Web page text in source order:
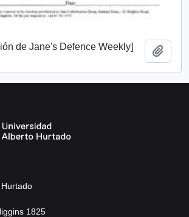
de Jane's Defence Weekly]
1825